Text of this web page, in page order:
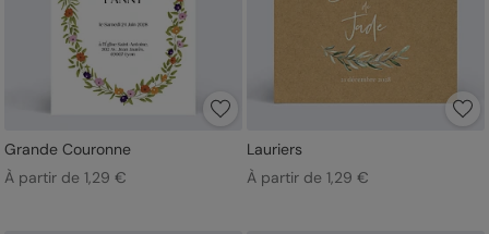
Grande Couronne
À partir de 1,29 €
Lauriers
À partir de 1,29 €